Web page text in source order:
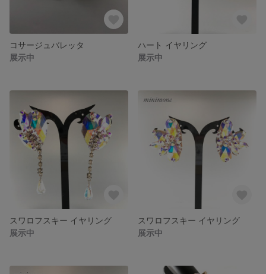
コサージュバレッタ
展示中
ハート イヤリング
展示中
スワロフスキー イヤリング
展示中
スワロフスキー イヤリング
展示中